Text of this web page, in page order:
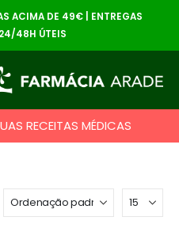
ACIMA DE 49€ | ENTREGAS
48H ÚTEIS
RECEITAS MÉDICAS